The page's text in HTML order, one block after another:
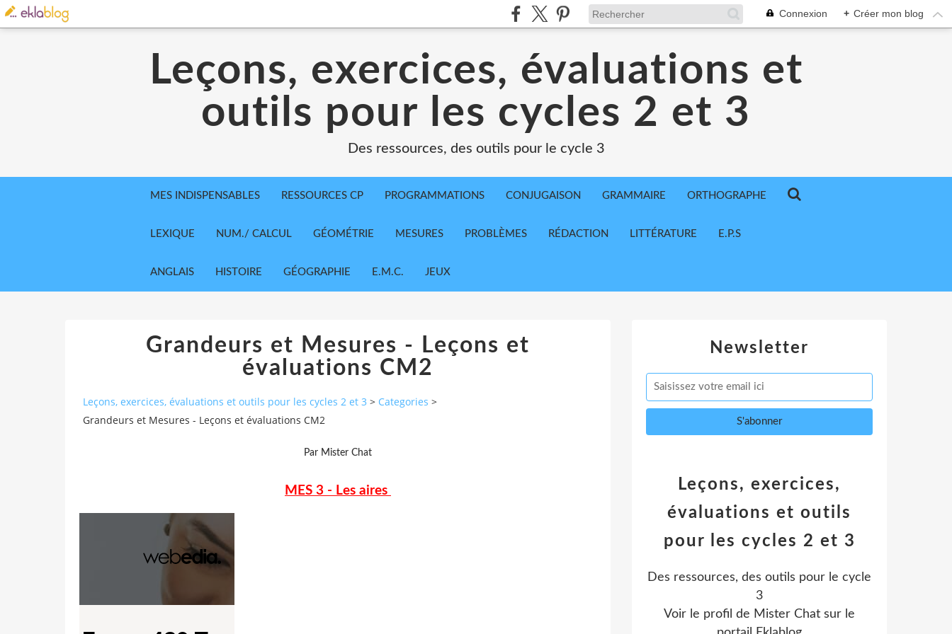
Connexion + Créer mon blog
Leçons, exercices, évaluations et
outils pour les cycles 2 et 3
Des ressources, des outils pour le cycle 3
MES INDISPENSABLES RESSOURCES CP PROGRAMMATIONS CONJUGAISON GRAMMAIRE ORTHOGRAPHE
LEXIQUE NUM./ CALCUL GÉOMÉTRIE MESURES PROBLÈMES RÉDACTION LITTÉRATURE E.P.S
ANGLAIS HISTOIRE GÉOGRAPHIE E.M.C. JEUX
Grandeurs et Mesures - Leçons et
évaluations CM2
Leçons, exercices, évaluations et outils pour les cycles 2 et 3 > Categories >
Grandeurs et Mesures - Leçons et évaluations CM2
Par Mister Chat
MES 3 - Les aires
Newsletter
Leçons, exercices,
évaluations et outils
pour les cycles 2 et 3
Des ressources, des outils pour le cycle
3
Voir le profil de Mister Chat sur le